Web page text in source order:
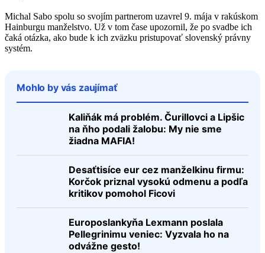
Michal Sabo spolu so svojím partnerom uzavrel 9. mája v rakúskom
Hainburgu manželstvo. Už v tom čase upozornil, že po svadbe ich
čaká otázka, ako bude k ich zväzku pristupovať slovenský právny
systém.
Mohlo by vás zaujímať
Kaliňák má problém. Čurillovci a Lipšic
na ňho podali žalobu: My nie sme
žiadna MAFIA!
Desaťtisíce eur cez manželkinu firmu:
Korčok priznal vysokú odmenu a podľa
kritikov pomohol Ficovi
Europoslankyňa Lexmann poslala
Pellegrinimu veniec: Vyzvala ho na
odvážne gesto!